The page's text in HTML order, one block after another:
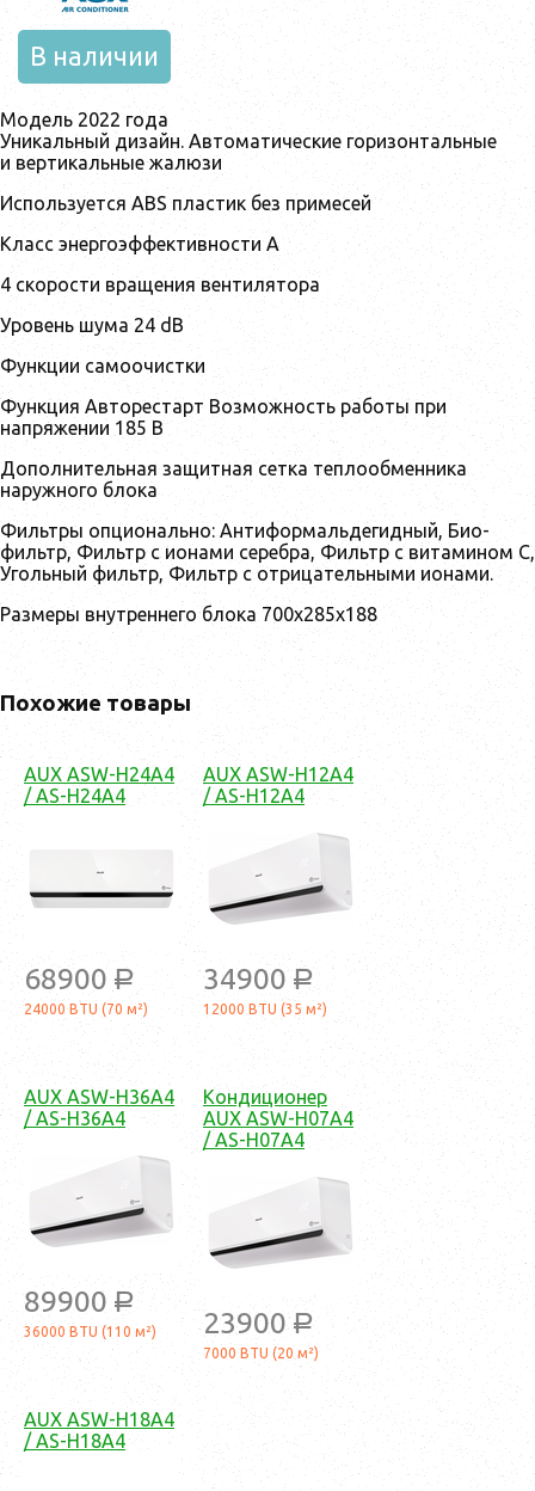
В наличии
Модель 2022 года
Уникальный дизайн. Автоматические горизонтальные
и вертикальные жалюзи
Используется ABS пластик без примесей
Класс энергоэффективности A
4 скорости вращения вентилятора
Уровень шума 24 dB
Функции самоочистки
Функция Авторестарт Возможность работы при
напряжении 185 В
Дополнительная защитная сетка теплообменника
наружного блока
Фильтры опционально: Антиформальдегидный, Био-
фильтр, Фильтр с ионами серебра, Фильтр с витамином С,
Угольный фильтр, Фильтр с отрицательными ионами.
Размеры внутреннего блока 700x285x188
Похожие товары
AUX ASW-H24A4
/ AS-H24A4
68900 a
24000 BTU (70 м²)
AUX ASW-H12A4
/ AS-H12A4
34900 a
12000 BTU (35 м²)
AUX ASW-H36A4
/ AS-H36A4
89900 a
36000 BTU (110 м²)
Кондиционер
AUX ASW-H07A4
/ AS-H07A4
23900 a
7000 BTU (20 м²)
AUX ASW-H18A4
/ AS-H18A4